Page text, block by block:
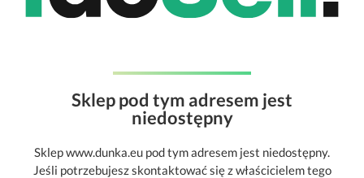
Sklep pod tym adresem jest
niedostępny
Sklep www.dunka.eu pod tym adresem jest niedostępny.
Jeśli potrzebujesz skontaktować się z właścicielem tego